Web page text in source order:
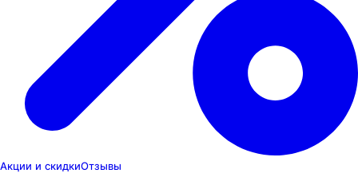
Акции и скидкиОтзывы